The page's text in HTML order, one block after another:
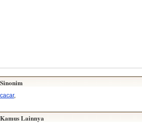
Sinonim
cacar,
Kamus Lainnya